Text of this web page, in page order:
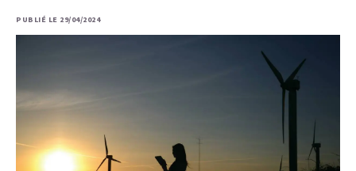
PUBLIÉ LE 29/04/2024